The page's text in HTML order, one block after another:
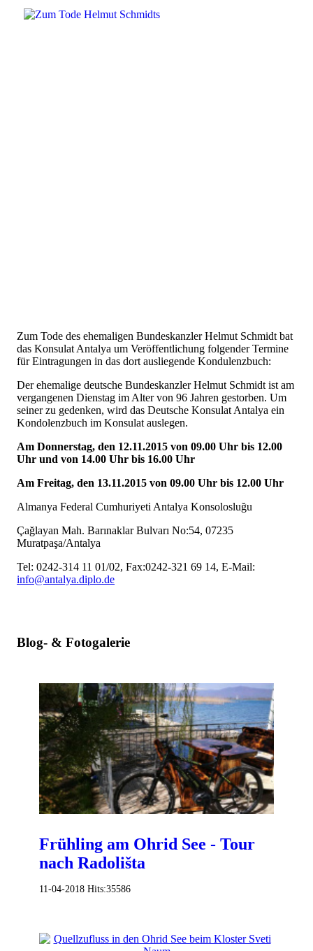
Zum Tode des ehemaligen Bundeskanzler Helmut Schmidt bat
das Konsulat Antalya um Veröffentlichung folgender Termine
für Eintragungen in das dort ausliegende Kondulenzbuch:
Der ehemalige deutsche Bundeskanzler Helmut Schmidt ist am
vergangenen Dienstag im Alter von 96 Jahren gestorben. Um
seiner zu gedenken, wird das Deutsche Konsulat Antalya ein
Kondolenzbuch im Konsulat auslegen.
Am Donnerstag, den 12.11.2015 von 09.00 Uhr bis 12.00
Uhr und von 14.00 Uhr bis 16.00 Uhr
Am Freitag, den 13.11.2015 von 09.00 Uhr bis 12.00 Uhr
Almanya Federal Cumhuriyeti Antalya Konsolosluğu
Çağlayan Mah. Barınaklar Bulvarı No:54, 07235
Muratpaşa/Antalya
Tel: 0242-314 11 01/02, Fax:0242-321 69 14, E-Mail:
info@antalya.diplo.de
Blog- & Fotogalerie
Frühling am Ohrid See - Tour
nach Radolišta
11-04-2018 Hits:35586